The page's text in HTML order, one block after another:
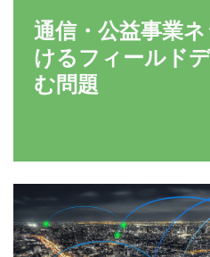
通信・公益事業
けるフィールド
む問題